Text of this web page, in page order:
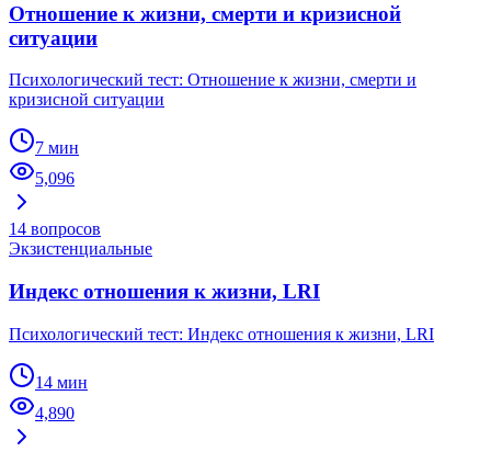
Отношение к жизни, смерти и кризисной
ситуации
Психологический тест: Отношение к жизни, смерти и
кризисной ситуации
7 мин
5,096
14 вопросов
Экзистенциальные
Индекс отношения к жизни, LRI
Психологический тест: Индекс отношения к жизни, LRI
14 мин
4,890